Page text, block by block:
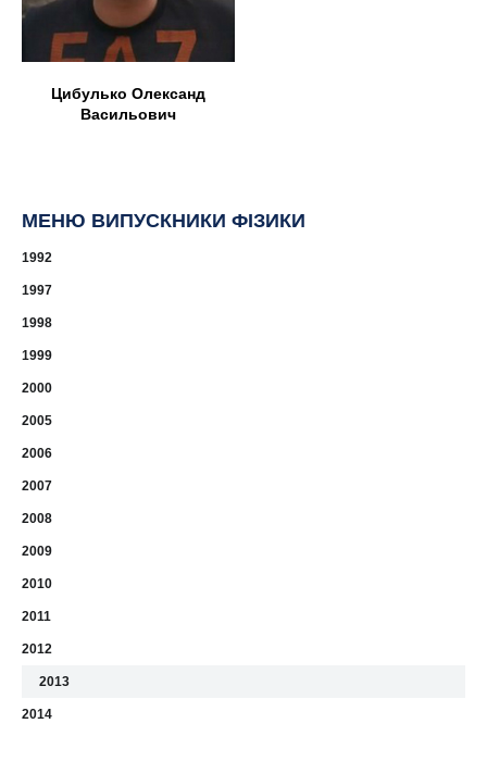
Цибулько Олександ
Васильович
МЕНЮ ВИПУСКНИКИ ФІЗИКИ
1992
1997
1998
1999
2000
2005
2006
2007
2008
2009
2010
2011
2012
2013
2014